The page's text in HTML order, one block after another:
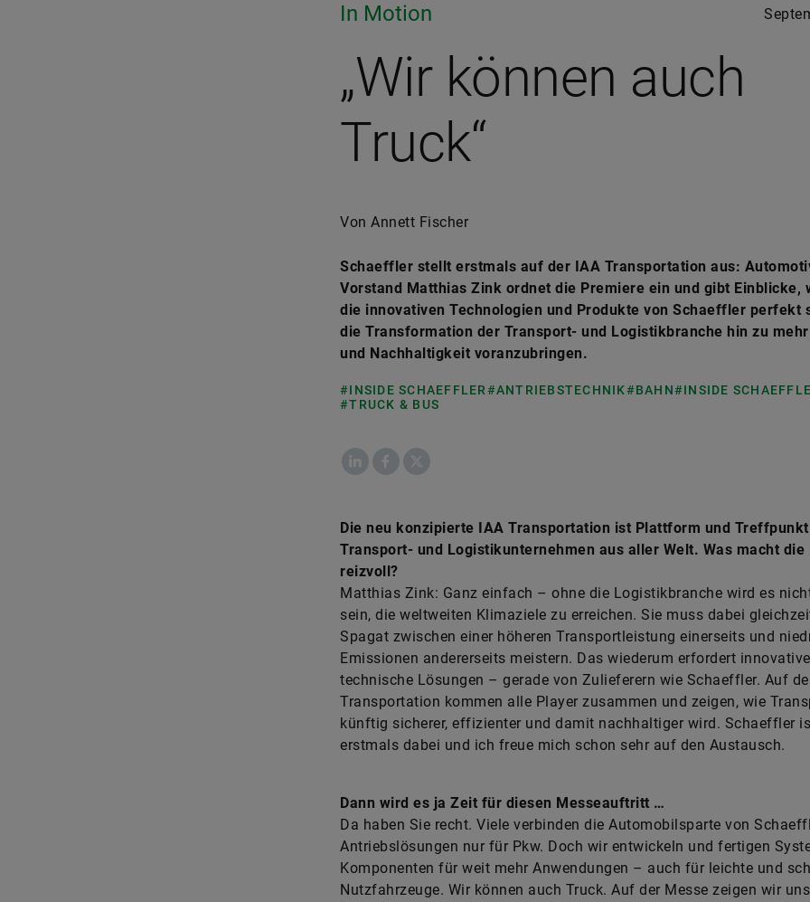
In Motion
„Wir können auch
Truck“
Von Annett Fischer
Schaeffler stellt erstmals auf der IAA Transportation aus:
Vorstand Matthias Zink ordnet die Premiere ein und gibt Einblicke,
die innovativen Technologien und Produkte von Schaeffler perfekt
die Transformation der Transport- und Logistikbranche hin zu
und Nachhaltigkeit voranzubringen.
#INSIDE SCHAEFFLER#ANTRIEBSTECHNIK#BAHN#INSIDE
#TRUCK & BUS
LinkedInFacebook
X
Die neu konzipierte IAA Transportation ist Plattform und
Transport- und Logistikunternehmen aus aller Welt. Was macht die
reizvoll?
Matthias Zink: Ganz einfach – ohne die Logistikbranche wird es
sein, die weltweiten Klimaziele zu erreichen. Sie muss dabei
Spagat zwischen einer höheren Transportleistung einerseits und
Emissionen andererseits meistern. Das wiederum erfordert innovative
technische Lösungen – gerade von Zulieferern wie Schaeffler. Auf
Transportation kommen alle Player zusammen und zeigen, wie
künftig sicherer, effizienter und damit nachhaltiger wird. Schaeffler
erstmals dabei und ich freue mich schon sehr auf den Austausch.
Dann wird es ja Zeit für diesen Messeauftritt …
Da haben Sie recht. Viele verbinden die Automobilsparte von
Antriebslösungen nur für Pkw. Doch wir entwickeln und fertigen
Komponenten für weit mehr Anwendungen – auch für leichte und
Nutzfahrzeuge. Wir können auch Truck. Auf der Messe zeigen wir